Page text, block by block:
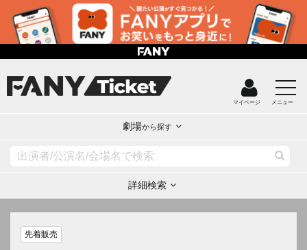
マイページ メニュー
劇場から探す
詳細検索
先着販売